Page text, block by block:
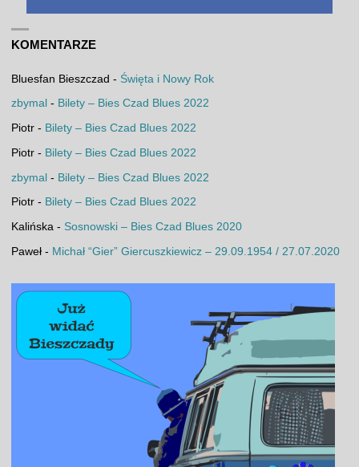
KOMENTARZE
Bluesfan Bieszczad - Święta i Nowy Rok
zbymal - Bilety – Bies Czad Blues 2022
Piotr- Bilety – Bies Czad Blues 2022
Piotr- Bilety – Bies Czad Blues 2022
zbymal- Bilety – Bies Czad Blues 2022
Piotr- Bilety – Bies Czad Blues 2022
Kalińska- Sosnowski – Bies Czad Blues 2020
Paweł- Michał “Gier” Giercuszkiewicz – 29.09.1954 / 27.07.2020